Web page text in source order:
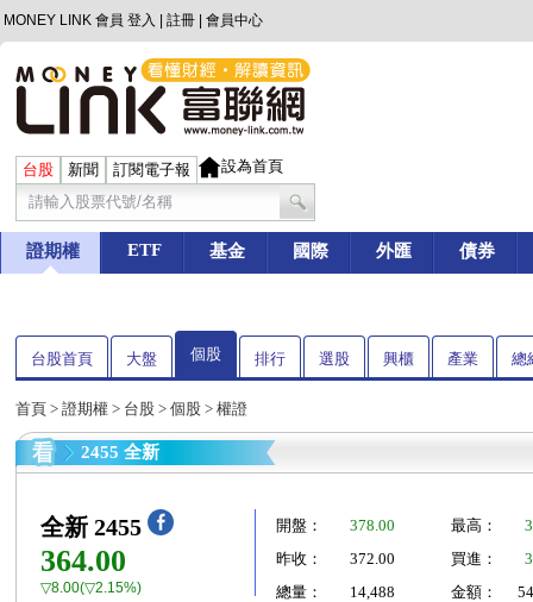
MONEY LINK 會員 登入 註冊 會員中心
台股 新聞 訂閱電子報 設為首頁
證期權 ETF 基金 國際 外匯 債券
台股首頁 大盤 個股 排行 選股 興櫃 產業 總
首頁 > 證期權 > 台股 > 個股 > 權證
2455 全新
全新 2455
364.00
▽8.00(▽2.15%)
開盤： 378.00 最高：
昨收：
372.00 買進：
總量：
14,488 金額：